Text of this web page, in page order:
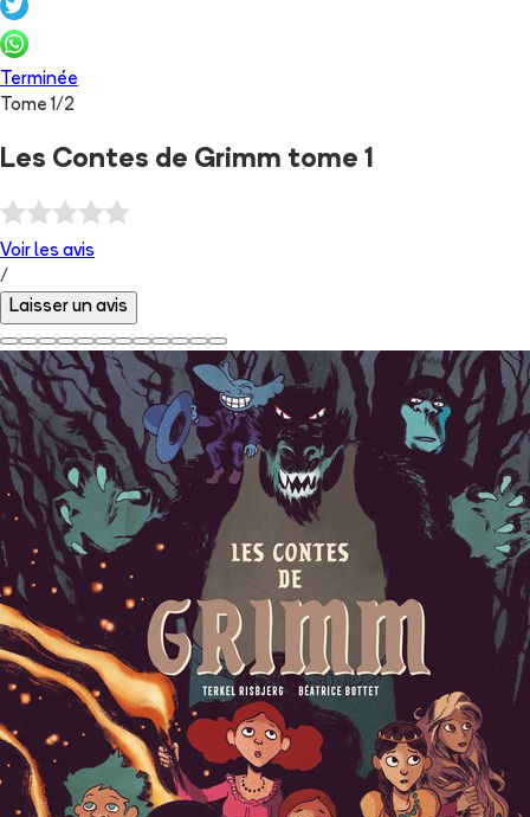
Terminée
Tome1/2
Les Contes de Grimm tome 1
Voir les avis
/
Laisser un avis